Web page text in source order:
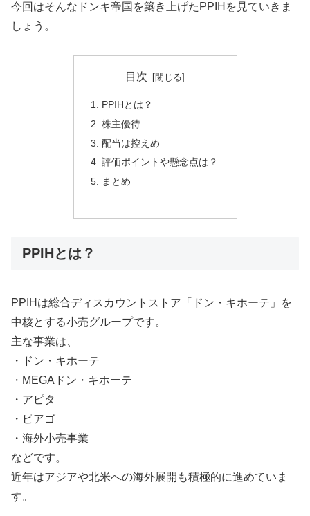
今回はそんなドンキ帝国を築き上げたPPIHを見ていきま
しょう。
目次
PPIHとは？
株主優待
配当は控えめ
評価ポイントや懸念点は？
まとめ
PPIHとは？
PPIHは総合ディスカウントストア「ドン・キホーテ」を
中核とする小売グループです。
主な事業は、
・ドン・キホーテ
・MEGAドン・キホーテ
・アピタ
・ピアゴ
・海外小売事業
などです。
近年はアジアや北米への海外展開も積極的に進めていま
す。